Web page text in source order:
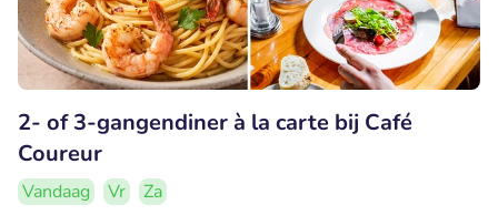
2- of 3-gangendiner à la carte bij Café
Coureur
Vandaag Vr
Za